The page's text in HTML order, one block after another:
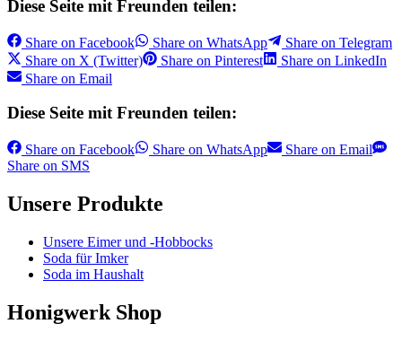
Diese Seite mit Freunden teilen:
Share on Facebook Share on WhatsApp Share on Telegram
Share on X (Twitter) Share on Pinterest Share on LinkedIn
Share on Email
Diese Seite mit Freunden teilen:
Share on Facebook Share on WhatsApp Share on Email
Share on SMS
Unsere Produkte
Unsere Eimer und -Hobbocks
Soda für Imker
Soda im Haushalt
Honigwerk Shop